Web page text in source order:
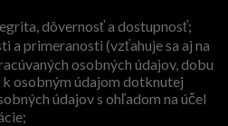
dôvernosť a dostupnosť;
a primeranosti (vzťahuje sa aj na
osobných údajov, dobu
osobným údajom dotknutej
údajov s ohľadom na účel